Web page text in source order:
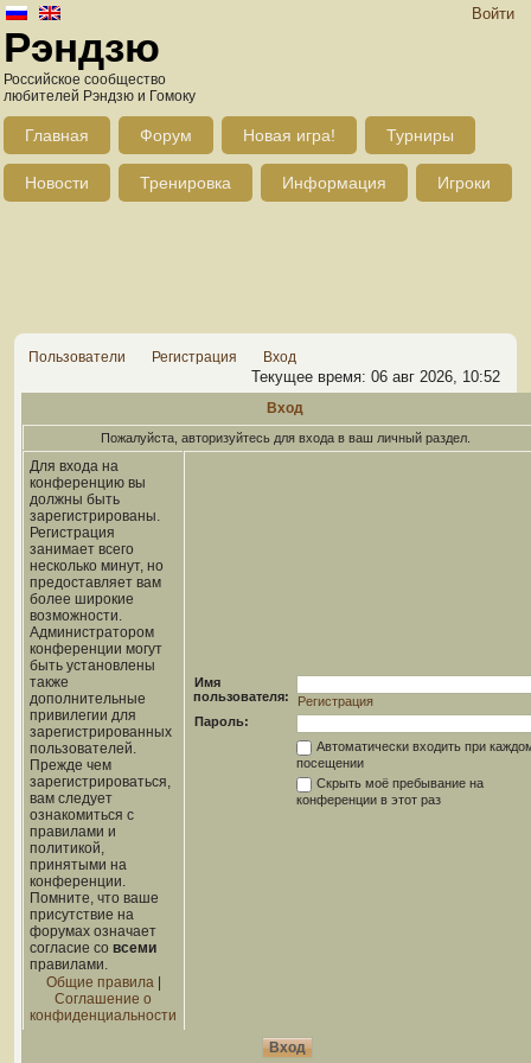
Войти
Рэндзю
Российское сообщество
любителей Рэндзю и Гомоку
Главная Форум Новая игра! Турниры
Новости Тренировка Информация Игроки
Пользователи Регистрация Вход
Текущее время: 06 авг 2026, 10:52
Вход
Пожалуйста, авторизуйтесь для входа в ваш личный раздел.
Для входа на
конференцию вы
должны быть
зарегистрированы.
Регистрация
занимает всего
несколько минут, но
предоставляет вам
более широкие
возможности.
Администратором
конференции могут
быть установлены
также
дополнительные
привилегии для
зарегистрированных
пользователей.
Прежде чем
зарегистрироваться,
вам следует
ознакомиться с
правилами и
политикой,
принятыми на
конференции.
Помните, что ваше
присутствие на
форумах означает
согласие со всеми
правилами.
Общие правила|
Соглашение о
конфиденциальности
Имя
пользователя:
Регистрация
Пароль:
Автоматически входить при
посещении
Скрыть моё пребывание на
конференции в этот раз